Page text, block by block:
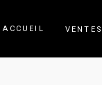
ACCUEIL VENTES